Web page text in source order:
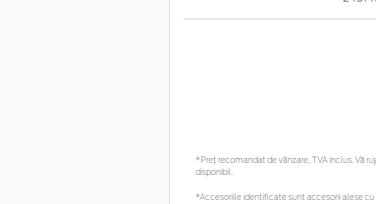
*Preţ recomandat de vânzare, TVA inclus. Vă
disponibil.
*Accesoriile identificate sunt accesorii alese